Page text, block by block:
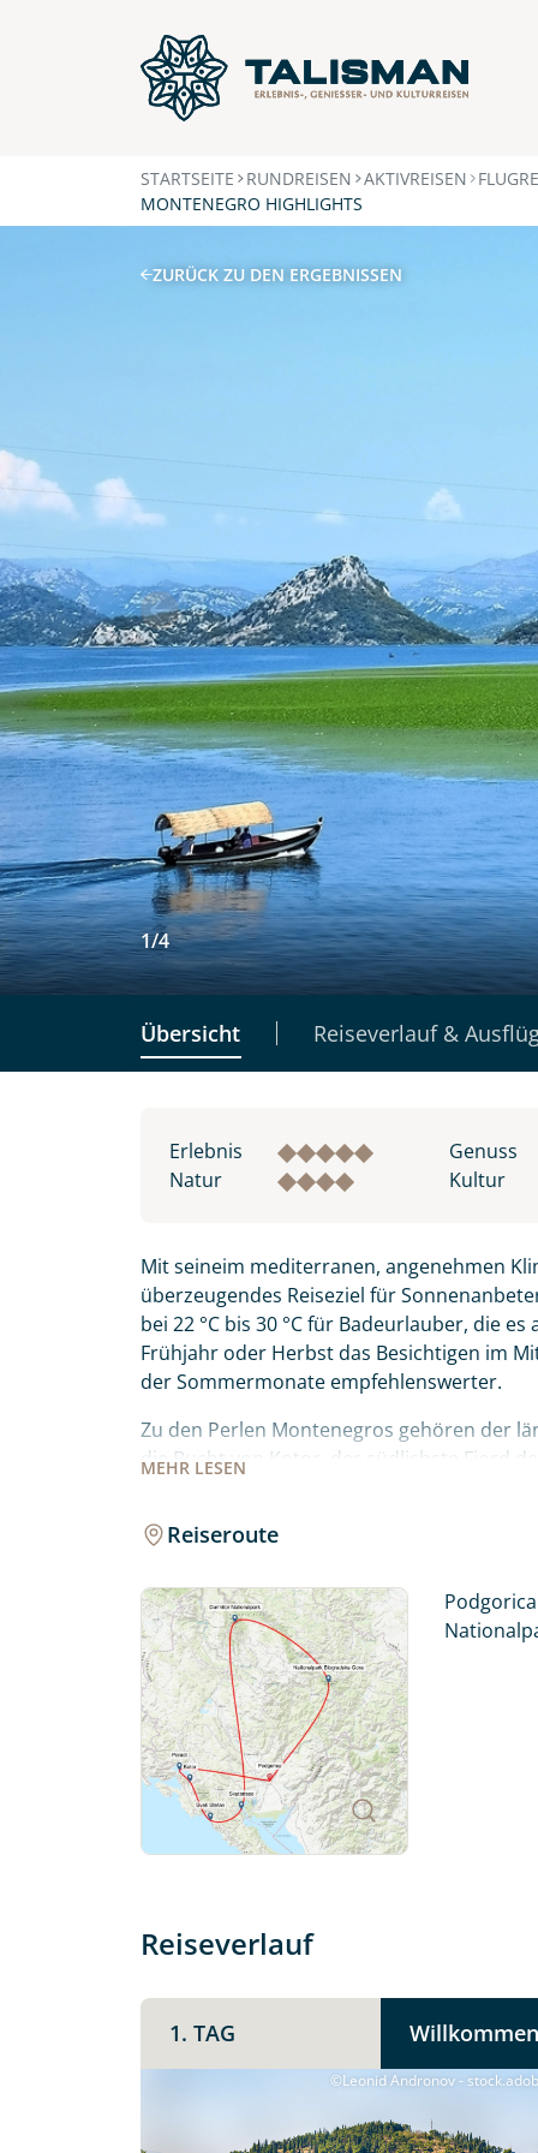
STARTSEITE RUNDREISEN AKTIVREISEN
MONTENEGRO HIGHLIGHTS
ZURÜCK ZU DEN ERGEBNISSEN
1/4
Übersicht Reiseverlauf &
Erlebnis Genuss
Natur
Kultur
MEHR LESEN
Mit seineim mediterranen, angenehmen
überzeugendes Reiseziel für
bei 22 °C bis 30 °C für Badeurlauber, die
Frühjahr oder Herbst das Besichtigen im
der Sommermonate empfehlenswerter.
Zu den Perlen Montenegros gehören der
die Bucht von Kotor, der südlichste Fjord
Im Norden von Montenegro warten auch
riesigen Skutarisee. Mediterrane
Küstenstädten entlang der Adria.
Freuen Sie sich auf ein
Montenegriner stets an erster Stelle steht.
Reiseroute
Reiseverlauf
1. TAG
©Leonid Andronov -
Individuelle Anfrage
Herzlichen Dank für Ihre
mit. Wir prüfen die Verfügbarkeit
Traumreise.
Persönliche Daten